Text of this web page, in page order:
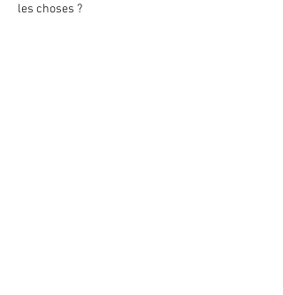
les choses ?